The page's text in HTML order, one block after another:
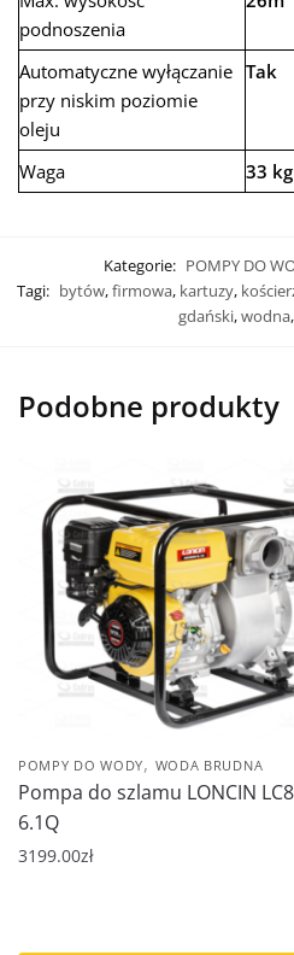
podnoszenia
Automatyczne wyłączanie
przy niskim poziomie
oleju
Tak
Waga 33 kg
Kategorie: POMPY DO
Tagi: bytów,firmowa, kartuzy,
gdański,wodna,
Podobne produkty
POMPY DO WODY, WODA BRUDNA
Pompa do szlamu LONCIN
6.1Q
3199.00zł